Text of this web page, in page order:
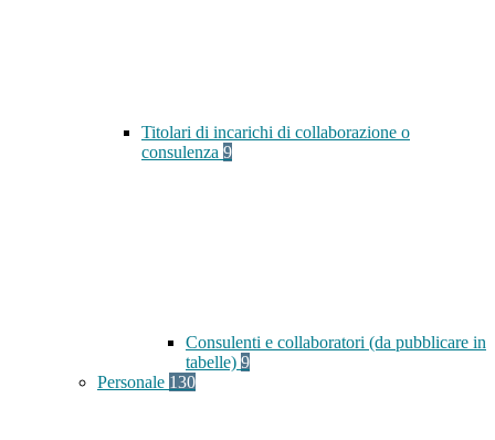
Titolari di incarichi di collaborazione o
consulenza 9
Consulenti e collaboratori (da pubblicare in
tabelle) 9
Personale 130